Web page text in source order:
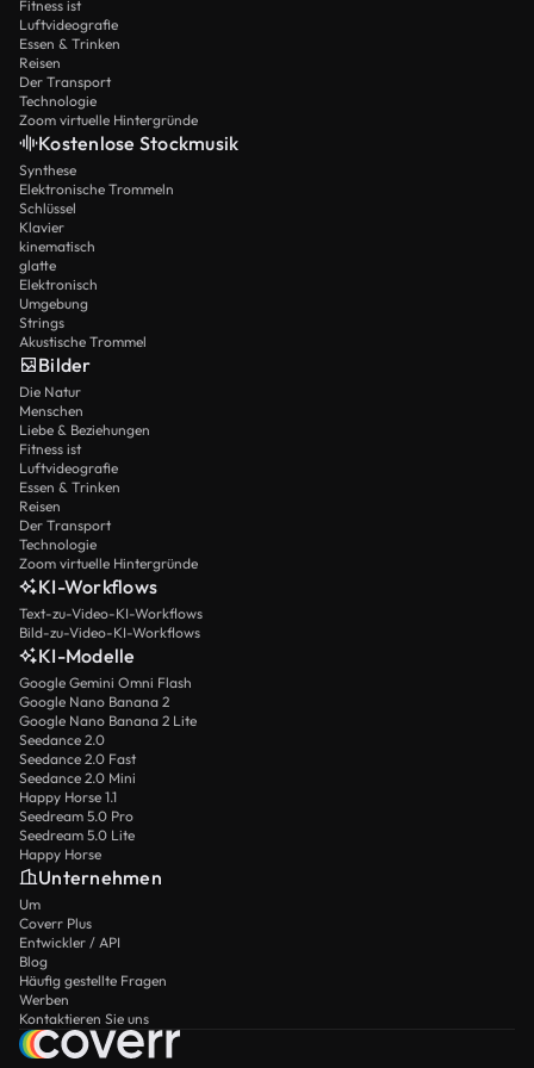
Fitness ist
Luftvideografie
Essen & Trinken
Reisen
Der Transport
Technologie
Zoom virtuelle Hintergründe
Kostenlose Stockmusik
Synthese
Elektronische Trommeln
Schlüssel
Klavier
kinematisch
glatte
Elektronisch
Umgebung
Strings
Akustische Trommel
Bilder
Die Natur
Menschen
Liebe & Beziehungen
Fitness ist
Luftvideografie
Essen & Trinken
Reisen
Der Transport
Technologie
Zoom virtuelle Hintergründe
KI-Workflows
Text-zu-Video-KI-Workflows
Bild-zu-Video-KI-Workflows
KI-Modelle
Google Gemini Omni Flash
Google Nano Banana 2
Google Nano Banana 2 Lite
Seedance 2.0
Seedance 2.0 Fast
Seedance 2.0 Mini
Happy Horse 1.1
Seedream 5.0 Pro
Seedream 5.0 Lite
Happy Horse
Unternehmen
Um
Coverr Plus
Entwickler / API
Blog
Häufig gestellte Fragen
Werben
Kontaktieren Sie uns